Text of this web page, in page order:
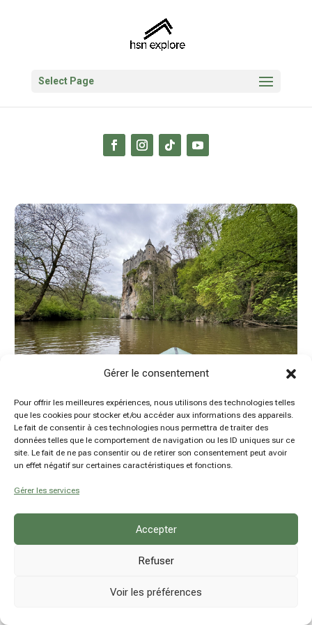
Gérer le consentement
Pour offrir les meilleures expériences, nous utilisons des technologies telles
que les cookies pour stocker et/ou accéder aux informations des appareils.
Le fait de consentir à ces technologies nous permettra de traiter des
données telles que le comportement de navigation ou les ID uniques sur ce
site. Le fait de ne pas consentir ou de retirer son consentement peut avoir
un effet négatif sur certaines caractéristiques et fonctions.
Gérer les services
Accepter
Refuser
Voir les préférences
Select Page
Packraft sur la Lesse de Furfooz à Anseremme
byDamien Hansen|29 Avr 2024|Articles à la une,
© hsn explore - Damien Hansen - BE0780914237